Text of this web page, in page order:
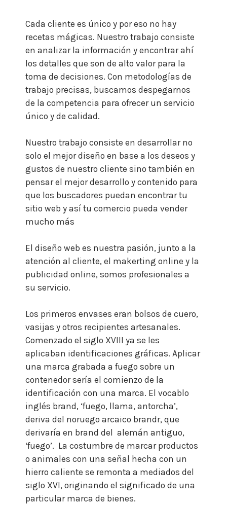
Cada cliente es único y por eso no hay
recetas mágicas. Nuestro trabajo consiste
en analizar la información y encontrar ahí
los detalles que son de alto valor para la
toma de decisiones. Con metodologías de
trabajo precisas, buscamos despegarnos
de la competencia para ofrecer un servicio
único y de calidad.
Nuestro trabajo consiste en desarrollar no
solo el mejor diseño en base a los deseos y
gustos de nuestro cliente sino también en
pensar el mejor desarrollo y contenido para
que los buscadores puedan encontrar tu
sitio web y así tu comercio pueda vender
mucho más
El diseño web es nuestra pasión, junto a la
atención al cliente, el makerting online y la
publicidad online, somos profesionales a
su servicio.
Los primeros envases eran bolsos de cuero,
vasijas y otros recipientes artesanales.
Comenzado el siglo XVIII ya se les
aplicaban identificaciones gráficas. Aplicar
una marca grabada a fuego sobre un
contenedor sería el comienzo de la
identificación con una marca. El vocablo
inglés brand, ‘fuego, llama, antorcha’,
deriva del noruego arcaico brandr, que
derivaría en brand del alemán antiguo,
‘fuego’. La costumbre de marcar productos
o animales con una señal hecha con un
hierro caliente se remonta a mediados del
siglo XVI, originando el significado de una
particular marca de bienes.